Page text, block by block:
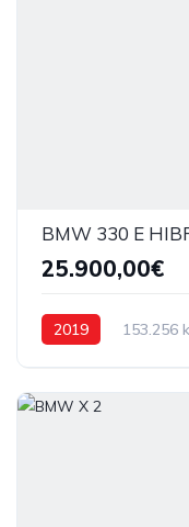
BMW 330 E
25.900,00€
2019 153.256